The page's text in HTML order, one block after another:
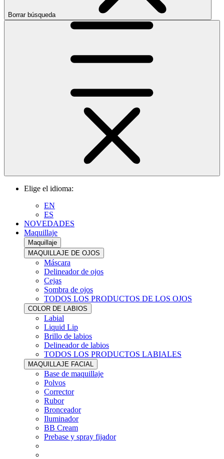
Borrar búsqueda
Elige el idioma:
EN
ES
NOVEDADES
Maquillaje
Maquillaje
MAQUILLAJE DE OJOS
Máscara
Delineador de ojos
Cejas
Sombra de ojos
TODOS LOS PRODUCTOS DE LOS OJOS
COLOR DE LABIOS
Labial
Liquid Lip
Brillo de labios
Delineador de labios
TODOS LOS PRODUCTOS LABIALES
MAQUILLAJE FACIAL
Base de maquillaje
Polvos
Corrector
Rubor
Bronceador
Iluminador
BB Cream
Prebase y spray fijador